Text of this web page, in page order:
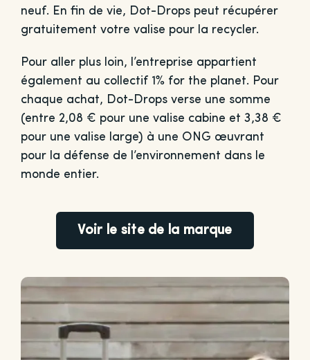
neuf. En fin de vie, Dot-Drops peut récupérer
gratuitement votre valise pour la recycler.
Pour aller plus loin, l’entreprise appartient
également au collectif 1% for the planet. Pour
chaque achat, Dot-Drops verse une somme
(entre 2,08 € pour une valise cabine et 3,38 €
pour une valise large) à une ONG œuvrant
pour la défense de l’environnement dans le
monde entier.
Voir le site de la marque